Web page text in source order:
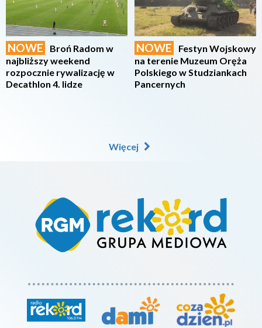
NOWE
Broń Radom w
najbliższy weekend
rozpocznie rywalizację w
Decathlon 4. lidze
NOWE
Festyn Wojskowy
na terenie Muzeum Oręża
Polskiego w Studziankach
Pancernych
Więcej